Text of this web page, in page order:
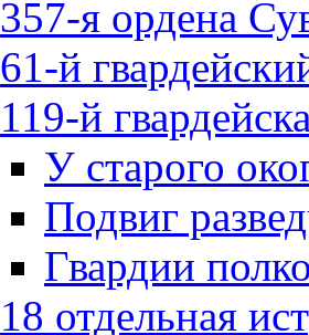
357-я ордена
61-й
119-й
У старого
Подвиг
Гвардии
18 отдельная